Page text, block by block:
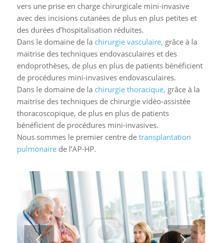
vers une prise en charge chirurgicale mini-invasive
avec des incisions cutanées de plus en plus petites et
des durées d’hospitalisation réduites.
Dans le domaine de la chirurgie vasculaire, grâce à la
maitrise des techniques endovasculaires et des
endoprothèses, de plus en plus de patients bénéficient
de procédures mini-invasives endovasculaires.
Dans le domaine de la chirurgie thoracique, grâce à la
maitrise des techniques de chirurgie vidéo-assistée
thoracoscopique, de plus en plus de patients
bénéficient de procédures mini-invasives.
Nous sommes le premier centre de transplantation
pulmonairede l’AP-HP.